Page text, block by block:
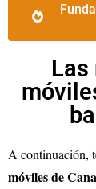
Las
A continuación,
móviles de